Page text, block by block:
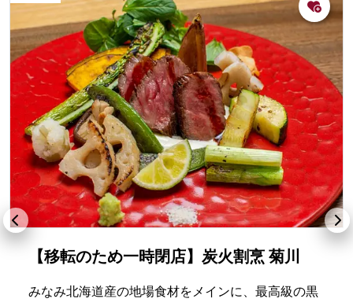
【移転のため一時閉店】炭火割烹 菊川
みなみ北海道産の地場食材をメインに、最高級の黒